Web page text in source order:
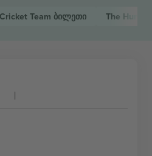
Team ბილეთი The